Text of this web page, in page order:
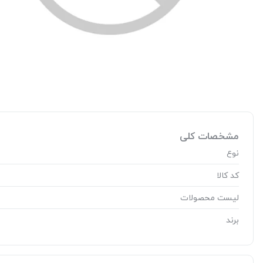
مشخصات کلی
نوع
کد کالا
لیست محصولات
برند